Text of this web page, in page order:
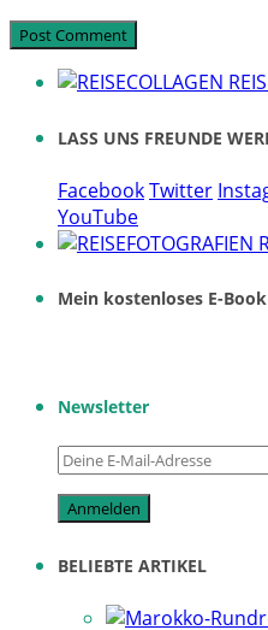
LASS UNS FREUNDE
FacebookTwitter
YouTube
Mein kostenloses E-Book
Newsletter
BELIEBTE ARTIKEL